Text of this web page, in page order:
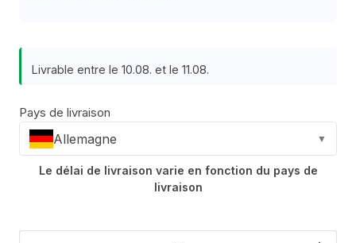
Livrable entre le 10.08. et le 11.08.
Pays de livraison
Allemagne ▼
Le délai de livraison varie en fonction du pays de
livraison